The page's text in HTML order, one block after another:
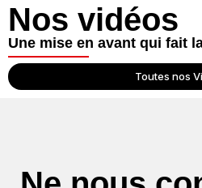
Nos vidéos
Une mise en avant qui fait
Toutes nos